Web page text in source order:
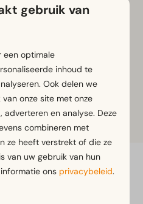
of ga heerlijk
aan Museum De
gevestigd is in een 15-
gebruik van
een optimale
inhoud te
Ook delen we
onze site met onze
adverteren en analyse. Deze
combineren met
ze heeft verstrekt of die ze
van uw gebruik van hun
ons privacybeleid.